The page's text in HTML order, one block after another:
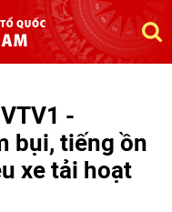
-
bụi, tiếng ồn
xe tải hoạt